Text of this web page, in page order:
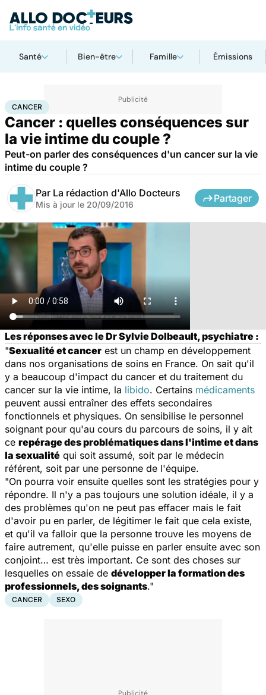
Santé Bien-être Famille Émissions
AccueilSanté Cancer
CANCER
Cancer : quelles conséquences sur
la vie intime du couple ?
Peut-on parler des conséquences d'un cancer sur la vie
intime du couple ?
Par La rédaction d'Allo Docteurs
Mis à jour le 20/09/2016
Partager
Les réponses avec le Dr Sylvie Dolbeault, psychiatre :
"Sexualité et cancer est un champ en développement
dans nos organisations de soins en France. On sait qu'il
y a beaucoup d'impact du cancer et du traitement du
cancer sur la vie intime, la libido. Certains médicaments
peuvent aussi entraîner des effets secondaires
fonctionnels et physiques. On sensibilise le personnel
soignant pour qu'au cours du parcours de soins, il y ait
ce repérage des problématiques dans l'intime et dans
la sexualité qui soit assumé, soit par le médecin
référent, soit par une personne de l'équipe.
"On pourra voir ensuite quelles sont les stratégies pour y
répondre. Il n'y a pas toujours une solution idéale, il y a
des problèmes qu'on ne peut pas effacer mais le fait
d'avoir pu en parler, de légitimer le fait que cela existe,
et qu'il va falloir que la personne trouve les moyens de
faire autrement, qu'elle puisse en parler ensuite avec son
conjoint… est très important. Ce sont des choses sur
lesquelles on essaie de développer la formation des
professionnels, des soignants."
CANCER SEXO